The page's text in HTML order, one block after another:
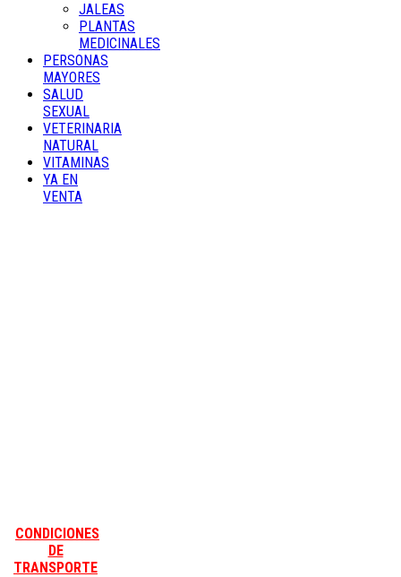
JALEAS
PLANTAS
MEDICINALES
PERSONAS
MAYORES
SALUD
SEXUAL
VETERINARIA
NATURAL
VITAMINAS
YA EN
VENTA
CONDICIONES
DE
TRANSPORTE